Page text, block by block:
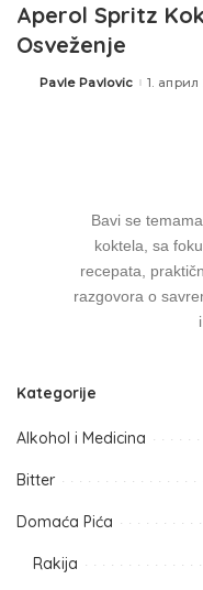
Aperol Spritz
Osveženje
Pavle Pavlovic 1.
Bavi se
koktela, sa
recepata,
razgovora o
Kategorije
Alkohol i Medicina
Bitter
Domaća Pića
Rakija